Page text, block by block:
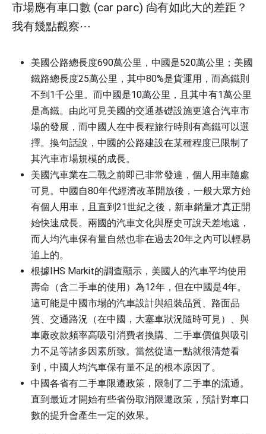
市場應有車口數 (car parc) 尙有如此大的差距？
我有幾點觀察⋯
美國公路總長度690萬公里，中國是520萬公里；美國
鐵路總長度25萬公里，其中80%是貨運用，而高鐵則
不到1千公里。而中國是10萬公里，且其中有1萬公里
是高鐵。由此可見美國的交通基礎設施更適合汽車市
場的發展，而中國人在中長程旅行時則有高鐵可以選
擇。換句話說，中國的公路建設在某種程度已限制了
其汽車市場規模的成長。
美國汽車業在二戰之前即已非常發達，個人用車隨處
可見。中國自80年代經濟改革開放後，一般大眾方始
有個人用車，且直到21世紀之後，新車銷量才真正開
始快速成長。兩國的汽車文化與歷史可說天差地遠，
而人均汽車保有量自然也非在過去20年之內可以輕易
追上的。
根據IHS Markit的調查顯示，美國人的汽車平均使用
壽命（含二手車的使用）為12年，但在中國是4年。
這可能是中國市場的汽車設計與組裝品質、路面品
質、交通路況（在中國，大塞車狀況隨時可見）、與
車廠改款頻率高吸引消費者換購、二手車價值與吸引
力不足等諸多因素所致。當然從這一點就很清楚看
到，中國人均汽車保有量不足的根本原因了。
中國各省有二手車限遷政策，限制了二手車的流通。
直到最近才開始有些省份取消限遷政策，預計對車口
數的提升會產生一定的效果。